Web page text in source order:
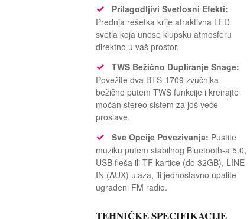
✓
Prilagodljivi Svetlosni Efekti:
Prednja rešetka krije atraktivna LED
svetla koja unose klupsku atmosferu
direktno u vaš prostor.
✓
TWS Bežično Dupliranje Snage:
Povežite dva BTS-1709 zvučnika
bežično putem TWS funkcije i kreirajte
moćan stereo sistem za još veće
proslave.
✓ Sve Opcije Povezivanja: Pustite
muziku putem stabilnog Bluetooth-a 5.0,
USB fleša ili TF kartice (do 32GB), LINE
IN (AUX) ulaza, ili jednostavno upalite
ugrađeni FM radio.
TEHNIČKE SPECIFIKACIJE